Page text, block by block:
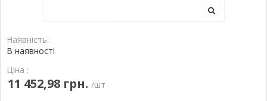
Наявність:
В наявності
Ціна :
11 452,98 грн. /шт